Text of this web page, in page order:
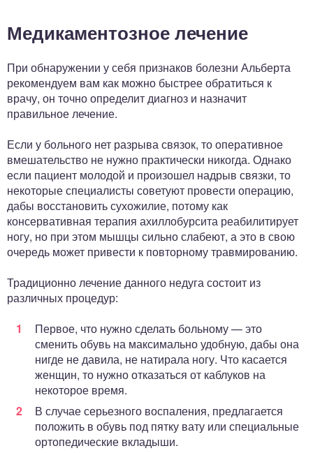
Медикаментозное лечение
При обнаружении у себя признаков болезни Альберта
рекомендуем вам как можно быстрее обратиться к
врачу, он точно определит диагноз и назначит
правильное лечение.
Если у больного нет разрыва связок, то оперативное
вмешательство не нужно практически никогда. Однако
если пациент молодой и произошел надрыв связки, то
некоторые специалисты советуют провести операцию,
дабы восстановить сухожилие, потому как
консервативная терапия ахиллобурсита реабилитирует
ногу, но при этом мышцы сильно слабеют, а это в свою
очередь может привести к повторному травмированию.
Традиционно лечение данного недуга состоит из
различных процедур:
Первое, что нужно сделать больному — это
сменить обувь на максимально удобную, дабы она
нигде не давила, не натирала ногу. Что касается
женщин, то нужно отказаться от каблуков на
некоторое время.
В случае серьезного воспаления, предлагается
положить в обувь под пятку вату или специальные
ортопедические вкладыши.